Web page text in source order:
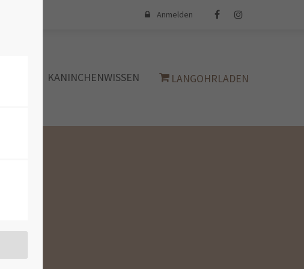
Anmelden
KANINCHENWISSEN LANGOHRLADEN